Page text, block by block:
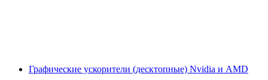
Графические ускорители (десктопные) Nvidia и AMD